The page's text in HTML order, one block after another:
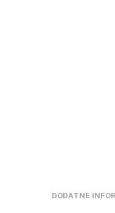
DODATNE